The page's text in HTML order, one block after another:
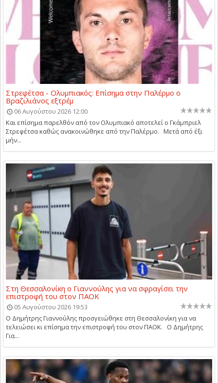
Στρεφέτσα - Ολυμπιακός: Επίσημα στην Παλέρμο ο
Βραζιλιάνος εξτρέμ
06 Αυγούστου 2026 12:00
Και επίσημα παρελθόν από τον Ολυμπιακό αποτελεί ο Γκάμπριελ
Στρεφέτσα καθώς ανακοινώθηκε από την Παλέρμο. Μετά από έξι
μήν...
Στη Θεσσαλονίκη ο Γιαννούλης για να σφραγίσει την
επιστροφή του στον ΠΑΟΚ
05 Αυγούστου 2026 19:53
Ο Δημήτρης Γιαννούλης προσγειώθηκε στη Θεσσαλονίκη για να
τελειώσει κι επίσημα την επιστροφή του στον ΠΑΟΚ. Ο Δημήτρης
Για...